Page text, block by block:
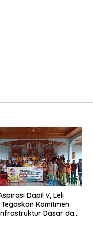
Dapil V, Leli
Komitmen
Dasar dan